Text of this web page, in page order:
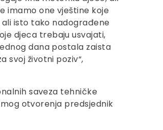
imamo one vještine koje
isto tako nadograđene
djeca trebaju usvajati,
dana postala zaista
svoj životni poziv“,
saveza tehničke
otvorenja predsjednik